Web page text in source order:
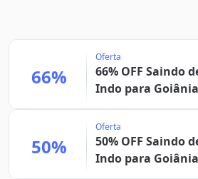
66%
Oferta
66% OFF Saindo
Indo para Goiânia
50%
Oferta
50% OFF Saindo
Indo para Goiânia